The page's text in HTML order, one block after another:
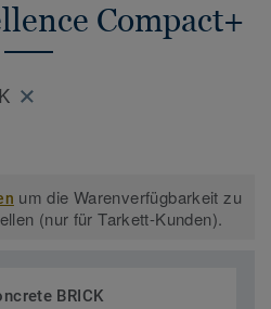
Compact+
um die Warenverfügbarkeit zu
(nur für Tarkett-Kunden).
BRICK